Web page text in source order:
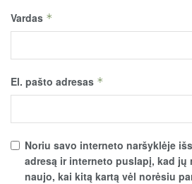
Vardas *
El. pašto adresas *
Noriu savo interneto naršyklėje
adresą ir interneto puslapį, kad
naujo, kai kitą kartą vėl norėsiu